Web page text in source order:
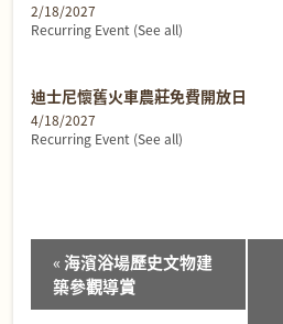
2/18/2027
Recurring Event (See all)
迪士尼懷舊火車農莊免費開放日
4/18/2027
Recurring Event (See all)
Event
Navigation
« 海濱浴場歷史文物建
築參觀導賞